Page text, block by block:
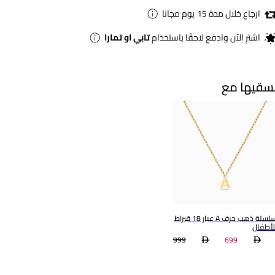
ارجاع خلال مدة 15 يوم مجانا
اشترِ الآن وادفع لاحقًا باستخدامتابي او تمارا
مع
سلسلة ذهب حرف A عيار 18 قيراط
999
699